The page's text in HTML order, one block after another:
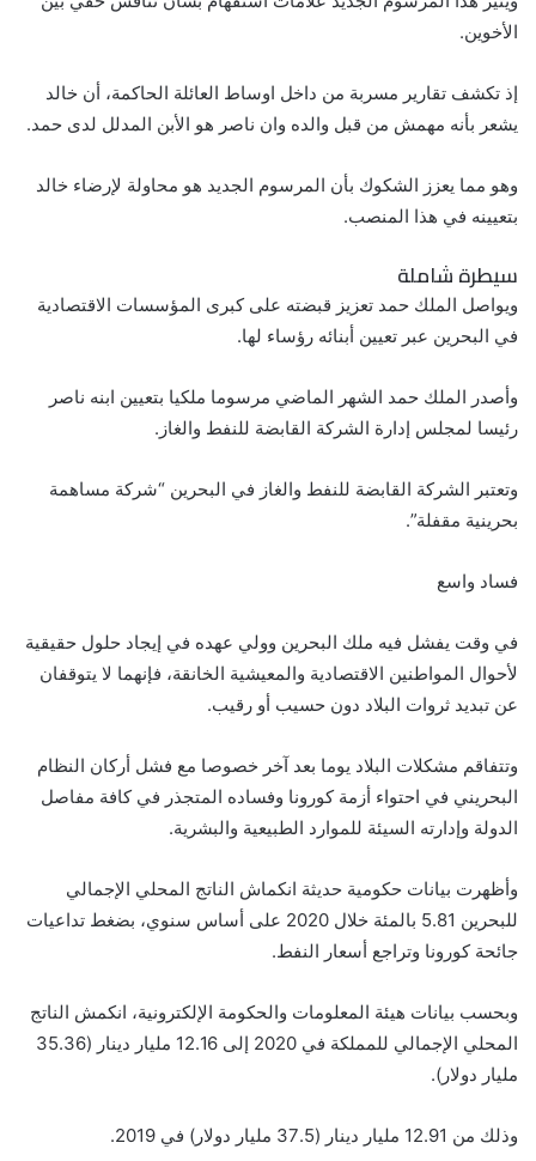
الأخوين.
إذ تكشف تقارير مسربة من داخل اوساط العائلة الحاكمة، أن خالد
يشعر بأنه مهمش من قبل والده وان ناصر هو الأبن المدلل لدى حمد.
وهو مما يعزز الشكوك بأن المرسوم الجديد هو محاولة لإرضاء خالد
بتعيينه في هذا المنصب.
سيطرة شاملة
ويواصل الملك حمد تعزيز قبضته على كبرى المؤسسات الاقتصادية
في البحرين عبر تعيين أبنائه رؤساء لها.
وأصدر الملك حمد الشهر الماضي مرسوما ملكيا بتعيين ابنه ناصر
رئيسا لمجلس إدارة الشركة القابضة للنفط والغاز.
وتعتبر الشركة القابضة للنفط والغاز في البحرين “شركة مساهمة
بحرينية مقفلة”.
فساد واسع
في وقت يفشل فيه ملك البحرين وولي عهده في إيجاد حلول حقيقية
لأحوال المواطنين الاقتصادية والمعيشية الخانقة، فإنهما لا يتوقفان
عن تبديد ثروات البلاد دون حسيب أو رقيب.
وتتفاقم مشكلات البلاد يوما بعد آخر خصوصا مع فشل أركان النظام
البحريني في احتواء أزمة كورونا وفساده المتجذر في كافة مفاصل
الدولة وإدارته السيئة للموارد الطبيعية والبشرية.
وأظهرت بيانات حكومية حديثة انكماش الناتج المحلي الإجمالي
للبحرين 5.81 بالمئة خلال 2020 على أساس سنوي، بضغط تداعيات
جائحة كورونا وتراجع أسعار النفط.
وبحسب بيانات هيئة المعلومات والحكومة الإلكترونية، انكمش الناتج
المحلي الإجمالي للمملكة في 2020 إلى 12.16 مليار دينار (35.36
مليار دولار).
وذلك من 12.91 مليار دينار (37.5 مليار دولار) في 2019.